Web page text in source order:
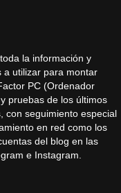
la información y
a utilizar para montar
PC (Ordenador
pruebas de los últimos
con seguimiento especial
en red como los
del blog en las
e Instagram.